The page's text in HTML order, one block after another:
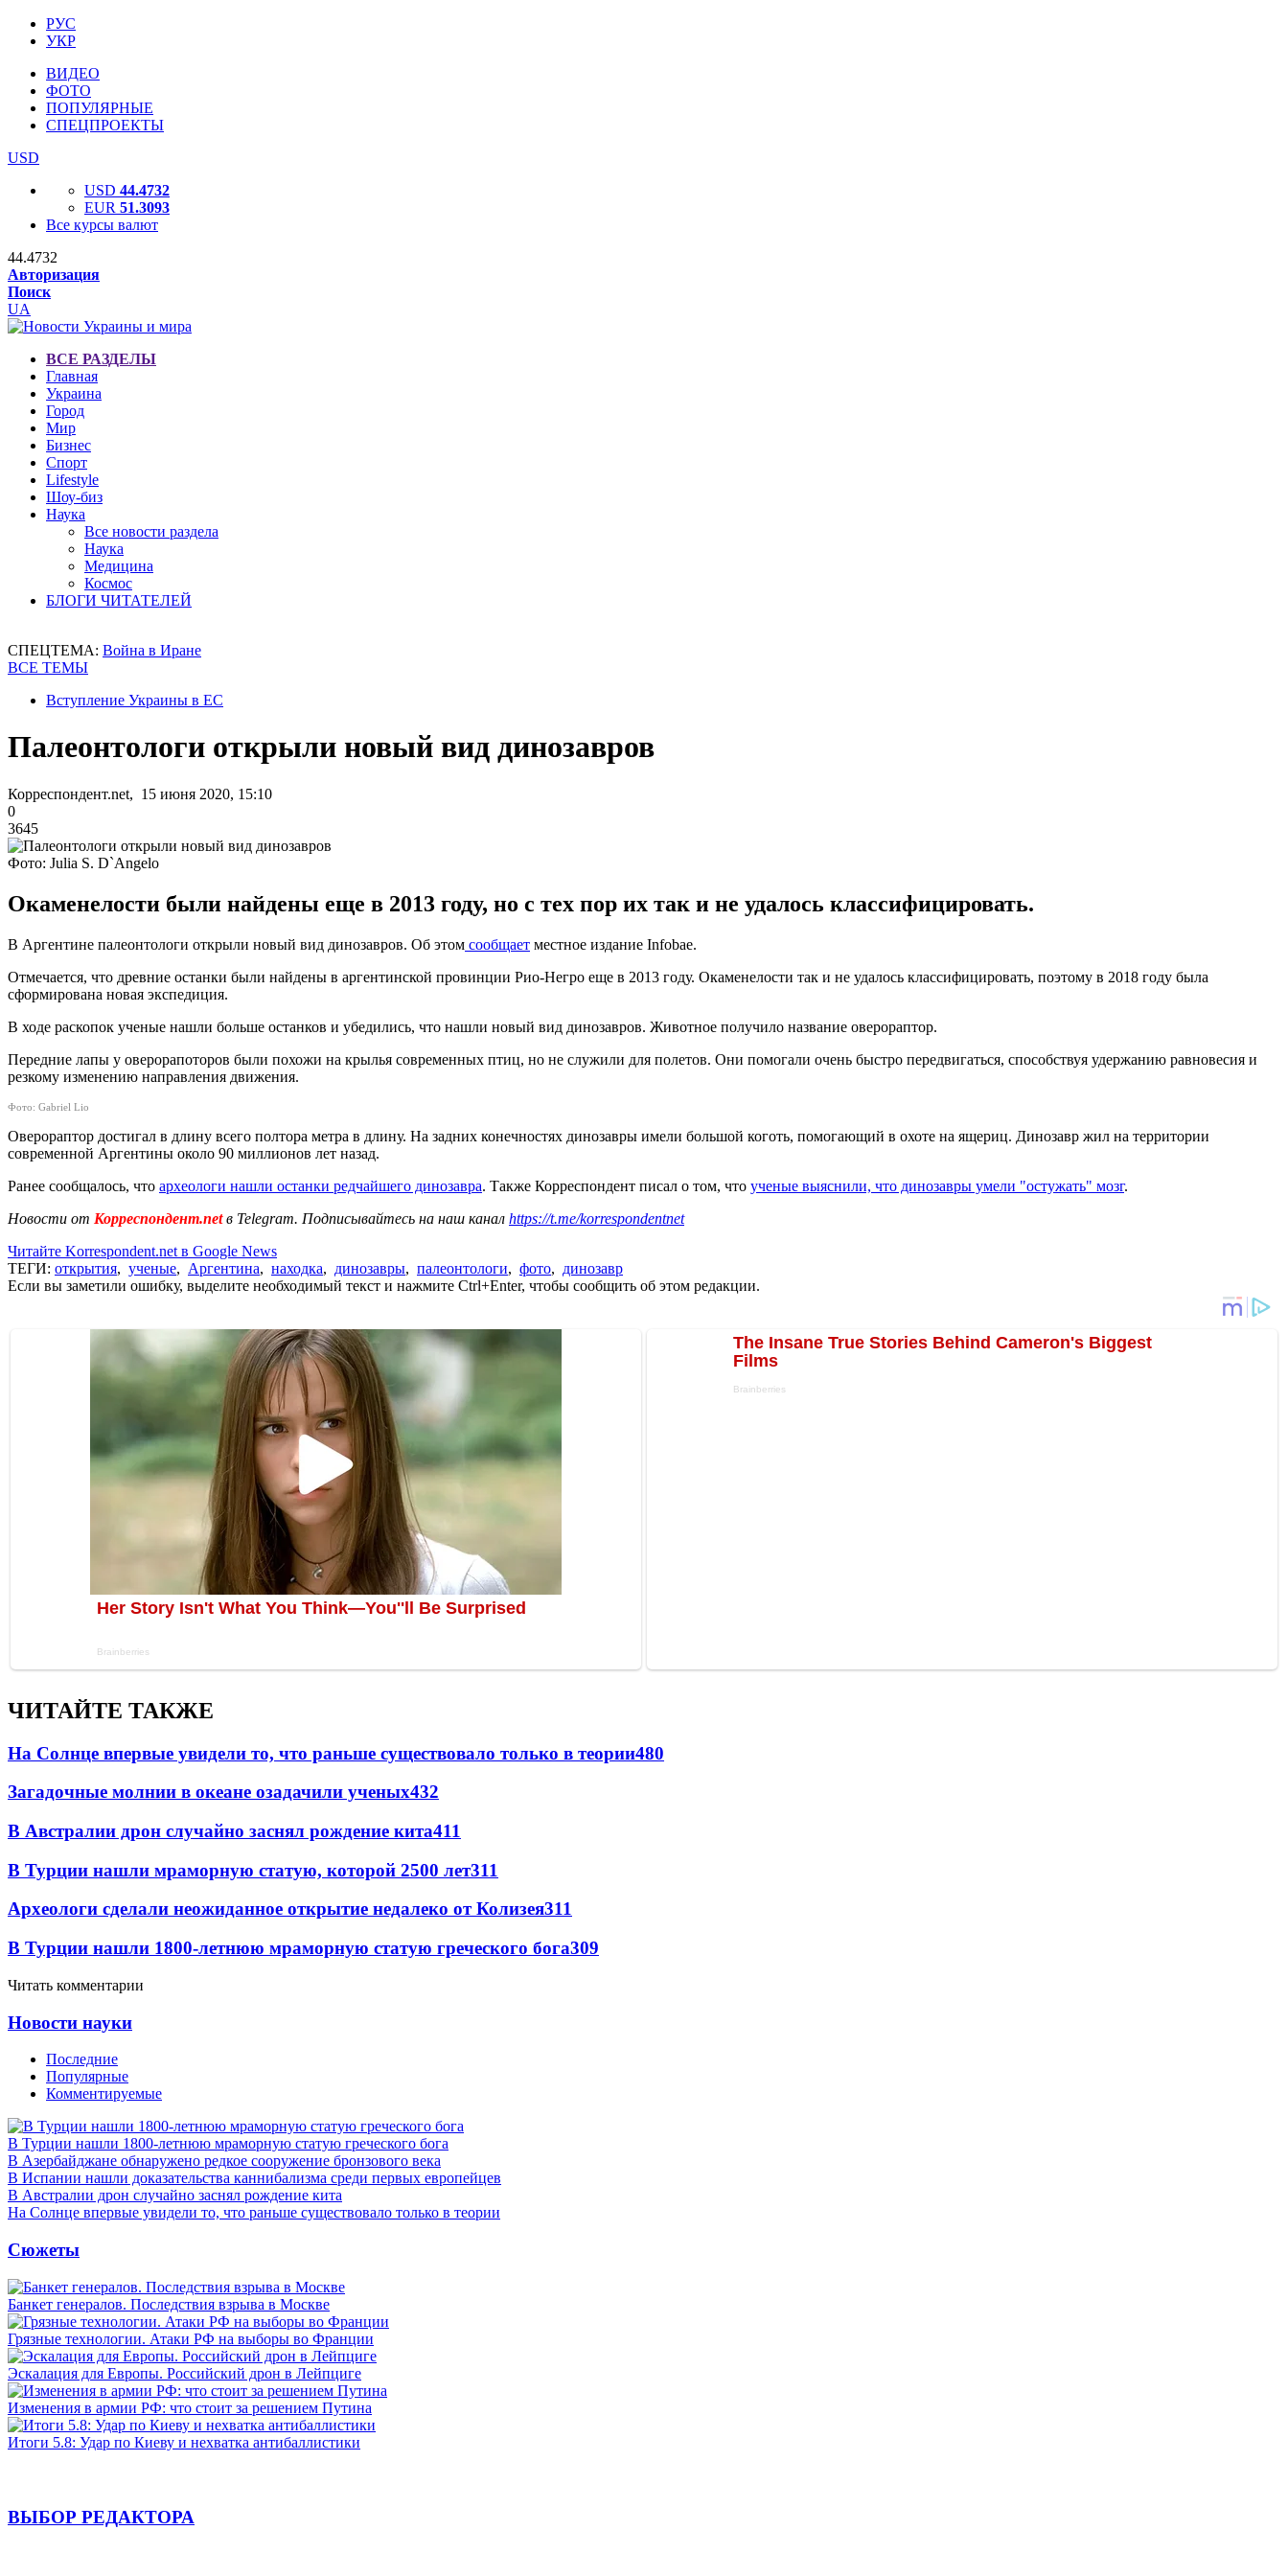
РУС
УКР
ВИДЕО
ФОТО
ПОПУЛЯРНЫЕ
СПЕЦПРОЕКТЫ
USD
USD 44.4732
EUR 51.3093
Все курсы валют
44.4732
Авторизация
Поиск
UA
ВСЕ РАЗДЕЛЫ
Главная
Украина
Город
Мир
Бизнес
Спорт
Lifestyle
Шоу-биз
Наука
Все новости раздела
Наука
Медицина
Космос
БЛОГИ ЧИТАТЕЛЕЙ
СПЕЦТЕМА: Война в Иране
ВСЕ ТЕМЫ
Вступление Украины в ЕС
Палеонтологи открыли новый вид динозавров
Корреспондент.net, 15 июня 2020, 15:10
0
3645
Фото: Julia S. D`Angelo
Окаменелости были найдены еще в 2013 году, но с тех пор их так и не удалось классифицировать.
В Аргентине палеонтологи открыли новый вид динозавров. Об этом сообщает местное издание Infobae.
Отмечается, что древние останки были найдены в аргентинской провинции Рио-Негро еще в 2013 году. Окаменелости так и не удалось классифицировать, поэтому в 2018 году была
сформирована новая экспедиция.
В ходе раскопок ученые нашли больше останков и убедились, что нашли новый вид динозавров. Животное получило название оверораптор.
Передние лапы у оверорапоторов были похожи на крылья современных птиц, но не служили для полетов. Они помогали очень быстро передвигаться, способствуя удержанию равновесия и
резкому изменению направления движения.
Фото: Gabriel Lio
Оверораптор достигал в длину всего полтора метра в длину. На задних конечностях динозавры имели большой коготь, помогающий в охоте на ящериц. Динозавр жил на территории
современной Аргентины около 90 миллионов лет назад.
Ранее сообщалось, что археологи нашли останки редчайшего динозавра. Также Корреспондент писал о том, что ученые выяснили, что динозавры умели "остужать" мозг.
Новости от Корреспондент.netв Telegram. Подписывайтесь на наш канал https://t.me/korrespondentnet
Читайте Korrespondent.net в Google News
ТЕГИ: открытия, ученые, Аргентина, находка, динозавры, палеонтологи, фото, динозавр
Если вы заметили ошибку, выделите необходимый текст и нажмите Ctrl+Enter, чтобы сообщить об этом редакции.
ЧИТАЙТЕ ТАКЖЕ
На Солнце впервые увидели то, что раньше существовало только в теории480
Загадочные молнии в океане озадачили ученых432
В Австралии дрон случайно заснял рождение кита411
В Турции нашли мраморную статую, которой 2500 лет311
Археологи сделали неожиданное открытие недалеко от Колизея311
В Турции нашли 1800-летнюю мраморную статую греческого бога309
Читать комментарии
Новости науки
Последние
Популярные
Комментируемые
В Турции нашли 1800-летнюю мраморную статую греческого бога
В Азербайджане обнаружено редкое сооружение бронзового века
В Испании нашли доказательства каннибализма среди первых европейцев
В Австралии дрон случайно заснял рождение кита
На Солнце впервые увидели то, что раньше существовало только в теории
Сюжеты
Банкет генералов. Последствия взрыва в Москве
Грязные технологии. Атаки РФ на выборы во Франции
Эскалация для Европы. Российский дрон в Лейпциге
Изменения в армии РФ: что стоит за решением Путина
Итоги 5.8: Удар по Киеву и нехватка антибаллистики
ВЫБОР РЕДАКТОРА